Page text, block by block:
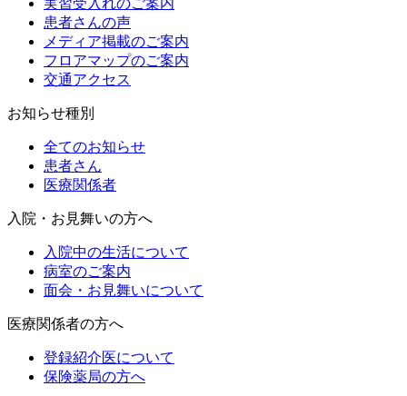
実習受入れのご案内
患者さんの声
メディア掲載のご案内
フロアマップのご案内
交通アクセス
お知らせ種別
全てのお知らせ
患者さん
医療関係者
入院・お見舞いの方へ
入院中の生活について
病室のご案内
面会・お見舞いについて
医療関係者の方へ
登録紹介医について
保険薬局の方へ